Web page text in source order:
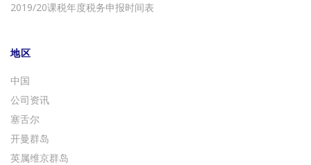
2019/20课税年度税务申报时间表
地区
中国
公司资讯
塞舌尔
开曼群岛
英属维京群岛